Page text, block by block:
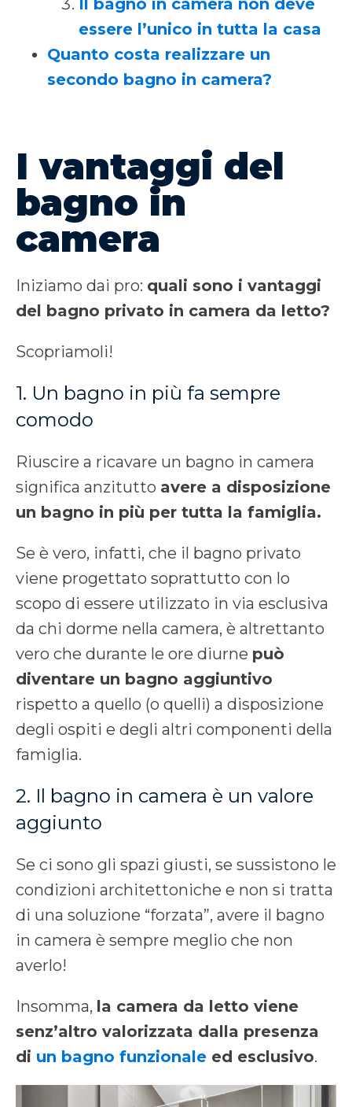
essere l’unico in tutta la casa
Quanto costa realizzare un
secondo bagno in camera?
I vantaggi del
bagno in
camera
Iniziamo dai pro: quali sono i vantaggi
del bagno privato in camera da letto?
Scopriamoli!
1. Un bagno in più fa sempre
comodo
Riuscire a ricavare un bagno in camera
significa anzitutto avere a disposizione
un bagno in più per tutta la famiglia.
Se è vero, infatti, che il bagno privato
viene progettato soprattutto con lo
scopo di essere utilizzato in via esclusiva
da chi dorme nella camera, è altrettanto
vero che durante le ore diurne può
diventare un bagno aggiuntivo
rispetto a quello (o quelli) a disposizione
degli ospiti e degli altri componenti della
famiglia.
2. Il bagno in camera è un valore
aggiunto
Se ci sono gli spazi giusti, se sussistono le
condizioni architettoniche e non si tratta
di una soluzione “forzata”, avere il bagno
in camera è sempre meglio che non
averlo!
Insomma, la camera da letto viene
senz’altro valorizzata dalla presenza
di un bagno funzionale ed esclusivo.